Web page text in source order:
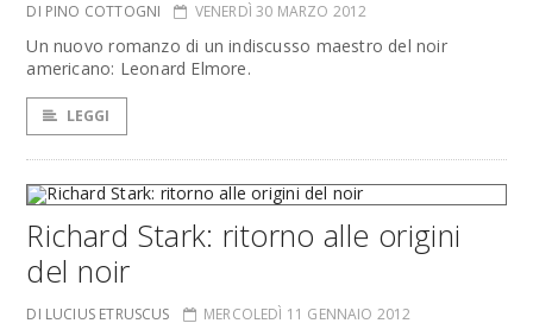
DI PINO COTTOGNI VENERDÌ 30 MARZO 2012
Un nuovo romanzo di un indiscusso maestro del noir
americano: Leonard Elmore.
LEGGI
Richard Stark: ritorno alle origini
del noir
DI LUCIUS ETRUSCUS MERCOLEDÌ 11 GENNAIO 2012